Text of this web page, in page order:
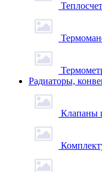
Радиаторы,
Клапаны